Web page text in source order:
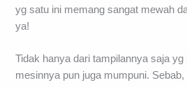
yg satu ini memang sangat mewah
ya!
Tidak hanya dari tampilannya saja
mesinnya pun juga mumpuni.